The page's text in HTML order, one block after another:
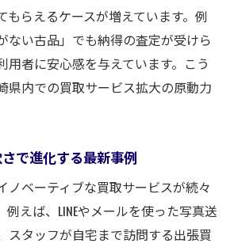
もらえるケースが増えています。例
ない古品」でも納得の査定が受けら
用者に安心感を与えています。こう
県内での買取サービス拡大の原動力
で進化する最新事例
ノベーティブな買取サービスが続々
例えば、LINEやメールを使った写真送
スタッフが自宅まで訪問する出張買